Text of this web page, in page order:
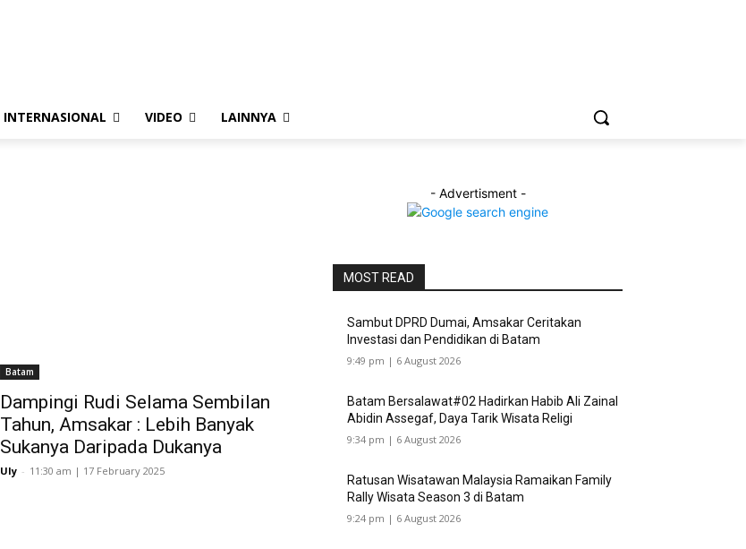
INTERNASIONAL VIDEO LAINNYA
Batam
Dampingi Rudi Selama Sembilan
Tahun, Amsakar : Lebih Banyak
Sukanya Daripada Dukanya
Uly - 11:30 am | 17 February 2025
- Advertisment -
MOST READ
Sambut DPRD Dumai, Amsakar Ceritakan
Investasi dan Pendidikan di Batam
9:49 pm | 6 August 2026
Batam Bersalawat#02 Hadirkan Habib Ali Zainal
Abidin Assegaf, Daya Tarik Wisata Religi
9:34 pm | 6 August 2026
Ratusan Wisatawan Malaysia Ramaikan Family
Rally Wisata Season 3 di Batam
9:24 pm | 6 August 2026